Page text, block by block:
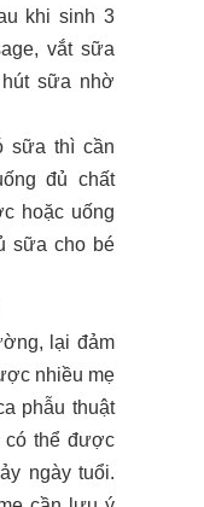
khi sinh 3
vắt sữa
sữa nhờ
sữa thì cần
đủ chất
hoặc uống
sữa cho bé
lại đảm
nhiều mẹ
phẫu thuật
có thể được
ngày tuổi.